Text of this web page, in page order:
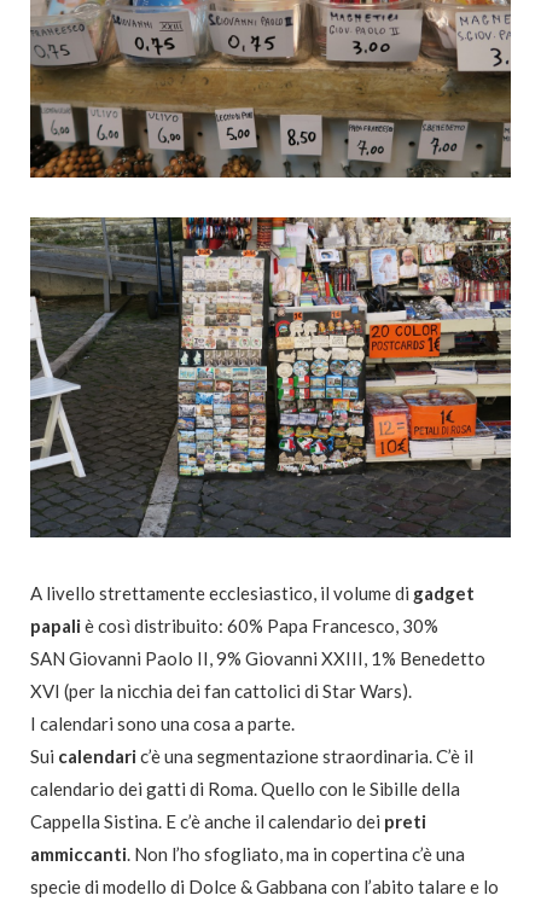
A livello strettamente ecclesiastico, il volume di gadget
papali è così distribuito: 60% Papa Francesco, 30%
SAN Giovanni Paolo II, 9% Giovanni XXIII, 1% Benedetto
XVI (per la nicchia dei fan cattolici di Star Wars).
I calendari sono una cosa a parte.
Sui calendari c’è una segmentazione straordinaria. C’è il
calendario dei gatti di Roma. Quello con le Sibille della
Cappella Sistina. E c’è anche il calendario dei preti
ammiccanti. Non l’ho sfogliato, ma in copertina c’è una
specie di modello di Dolce & Gabbana con l’abito talare e lo